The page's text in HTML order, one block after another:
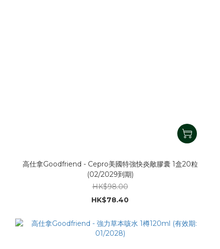
高仕拿Goodfriend - Cepro美國特強快炎敵膠囊 1盒20粒
(02/2029到期)
HK$98.00
HK$78.40